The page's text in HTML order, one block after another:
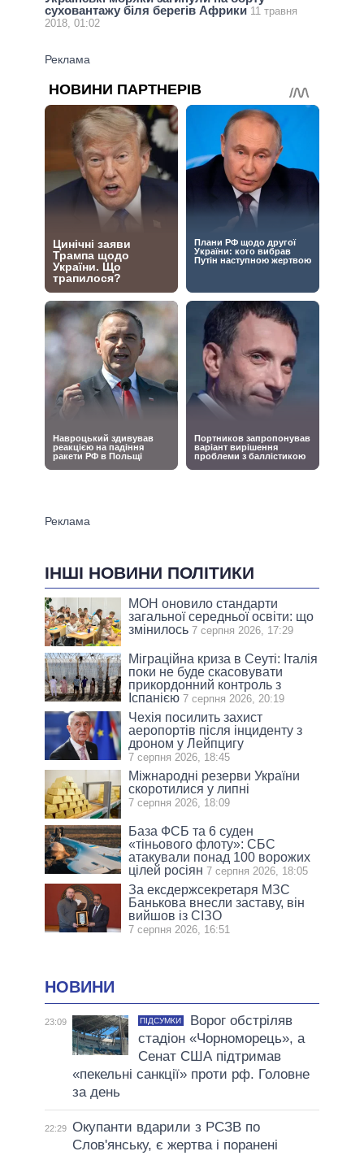
суховантажу біля берегів Африки 11 травня
2018, 01:02
ІНШІ НОВИНИ ПОЛІТИКИ
МОН оновило стандарти
загальної середньої освіти: що
змінилось 7 серпня 2026, 17:29
Міграційна криза в Сеуті: Італія
поки не буде скасовувати
прикордонний контроль з
Іспанією 7 серпня 2026, 20:19
Чехія посилить захист
аеропортів після інциденту з
дроном у Лейпцигу
7 серпня 2026, 18:45
Міжнародні резерви України
скоротилися у липні
7 серпня 2026, 18:09
База ФСБ та 6 суден
«тіньового флоту»: СБС
атакували понад 100 ворожих
цілей росіян 7 серпня 2026, 18:05
За ексдержсекретаря МЗС
Банькова внесли заставу, він
вийшов із СІЗО
7 серпня 2026, 16:51
НОВИНИ
23:09 ПІДСУМКИ
Ворог обстріляв
стадіон «Чорноморець», а
Сенат США підтримав
«пекельні санкції» проти рф. Головне
за день
22:29 Окупанти вдарили з РСЗВ по
Слов'янську, є жертва і поранені